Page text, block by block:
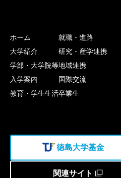
ホーム
大学紹介
学部・大学院等
入学案内
教育・学生生活
就職・進路
研究・産学連携
地域連携
国際交流
卒業生
徳島大学基金
関連サイト